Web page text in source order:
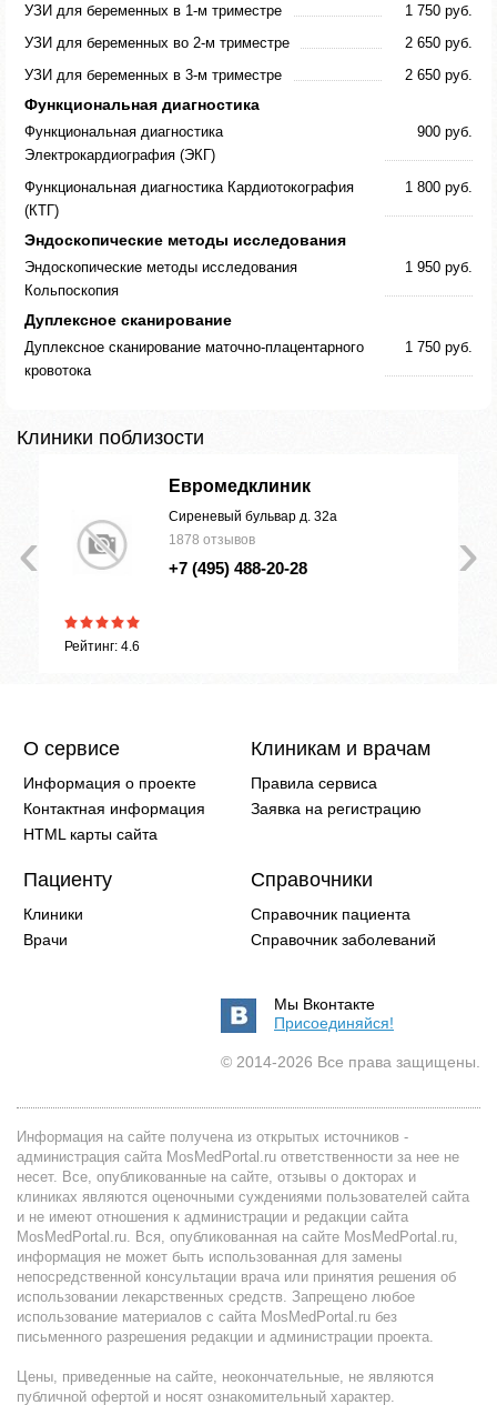
УЗИ для беременных в 1-м триместре
1 750 руб.
УЗИ для беременных во 2-м триместре
2 650 руб.
УЗИ для беременных в 3-м триместре
2 650 руб.
Функциональная диагностика
Функциональная диагностика
Электрокардиография (ЭКГ)
900 руб.
Функциональная диагностика Кардиотокография
(КТГ)
1 800 руб.
Эндоскопические методы исследования
Эндоскопические методы исследования
Кольпоскопия
1 950 руб.
Дуплексное сканирование
Дуплексное сканирование маточно-плацентарного
кровотока
1 750 руб.
Клиники поблизости
›
‹
Рейтинг: 4.6
Евромедклиник
Сиреневый бульвар д. 32а
1878 отзывов
+7 (495) 488-20-28
О сервисе
Информация о проекте
Контактная информация
HTML карты сайта
Клиникам и врачам
Правила сервиса
Заявка на регистрацию
Пациенту
Клиники
Врачи
Справочники
Справочник пациента
Справочник заболеваний
Мы Вконтакте
Присоединяйся!
© 2014-2026 Все права защищены.
Информация на сайте получена из открытых источников -
администрация сайта MosMedPortal.ru ответственности за нее не
несет. Все, опубликованные на сайте, отзывы о докторах и
клиниках являются оценочными суждениями пользователей сайта
и не имеют отношения к администрации и редакции сайта
MosMedPortal.ru. Вся, опубликованная на сайте MosMedPortal.ru,
информация не может быть использованная для замены
непосредственной консультации врача или принятия решения об
использовании лекарственных средств. Запрещено любое
использование материалов с сайта MosMedPortal.ru без
письменного разрешения редакции и администрации проекта.
Цены, приведенные на сайте, неокончательные, не являются
публичной офертой и носят ознакомительный характер.